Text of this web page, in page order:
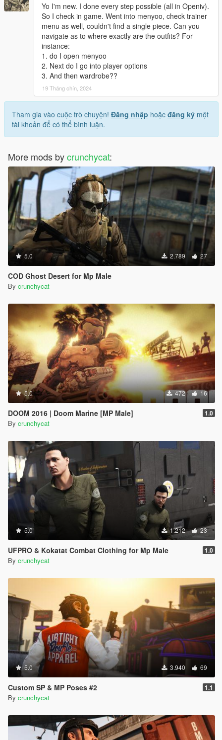
Yo I'm new. I done every step possible (all in Openiv).
So I check in game. Went into menyoo, check trainer
menu as well, couldn't find a single piece. Can you
navigate as to where exactly are the outfits? For
instance:
1. do I open menyoo
2. Next do I go into player options
3. And then wardrobe??
19 Tháng chín, 2024
Tham gia vào cuộc trò chuyện! Đăng nhập hoặc đăng ký một
tài khoản để có thể bình luận.
More mods bycrunchycat:
5.0 2.789 27
COD Ghost Desert for Mp Male
By crunchycat
5.0 472 16
DOOM 2016 | Doom Marine [MP Male] 1.0
By crunchycat
5.0 1.212 23
UFPRO & Kokatat Combat Clothing for Mp Male 1.0
By crunchycat
5.0 3.940 69
Custom SP & MP Poses #2 1.1
By crunchycat